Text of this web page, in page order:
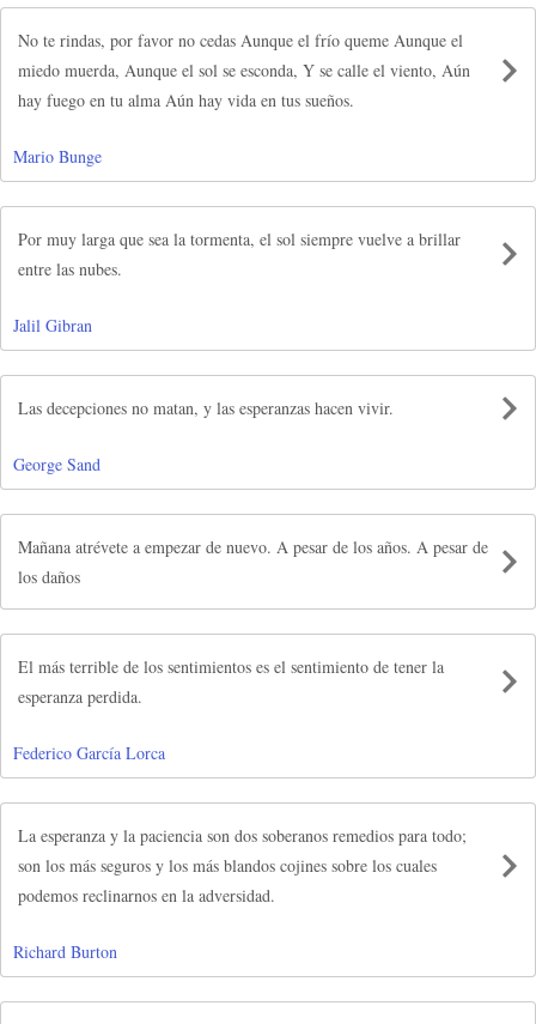
No te rindas, por favor no cedas Aunque el frío queme Aunque el
miedo muerda, Aunque el sol se esconda, Y se calle el viento, Aún
hay fuego en tu alma Aún hay vida en tus sueños.
Mario Bunge
Por muy larga que sea la tormenta, el sol siempre vuelve a brillar
entre las nubes.
Jalil Gibran
Las decepciones no matan, y las esperanzas hacen vivir.
George Sand
Mañana atrévete a empezar de nuevo. A pesar de los años. A pesar de
los daños
El más terrible de los sentimientos es el sentimiento de tener la
esperanza perdida.
Federico García Lorca
La esperanza y la paciencia son dos soberanos remedios para todo;
son los más seguros y los más blandos cojines sobre los cuales
podemos reclinarnos en la adversidad.
Richard Burton